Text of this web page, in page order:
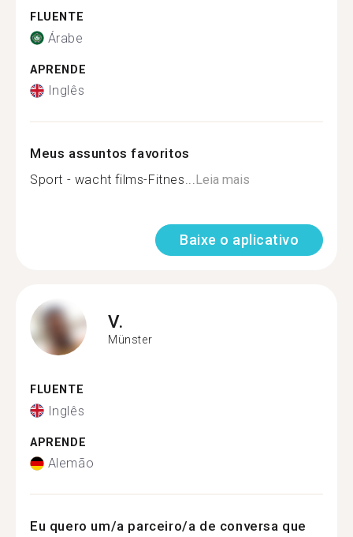
FLUENTE
Árabe
APRENDE
Inglês
Meus assuntos favoritos
Sport - wacht films-Fitnes...Leia mais
Baixe o aplicativo
V.
Münster
FLUENTE
Inglês
APRENDE
Alemão
Eu quero um/a parceiro/a de conversa que